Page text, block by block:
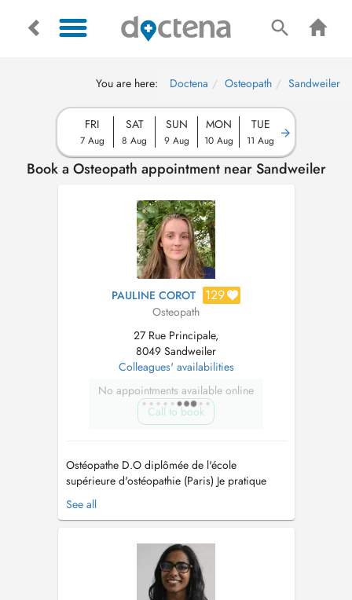
You are here: Doctena Osteopath Sandweiler
FRI
7 Aug
SAT
8 Aug
SUN
9 Aug
MON
10 Aug
TUE
11 Aug
Book a Osteopath appointment near Sandweiler
PAULINE COROT 129
Osteopath
27 Rue Principale,
8049 Sandweiler
Colleagues' availabilities
No appointments available online
Call to book
Ostéopathe D.O diplômée de l'école
supérieure d'ostéopathie (Paris) Je pratique
l'ostéopathie en m'adaptant à chaque patient :
nourrissons, enfants, adultes, sportifs, femmes
thérapie manuelle qui vise à restaurer la
mobilité et l'équilibre du corps....
See all